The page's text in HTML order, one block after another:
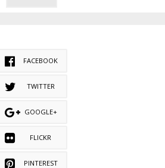
FACEBOOK
TWITTER
GOOGLE+
FLICKR
PINTEREST